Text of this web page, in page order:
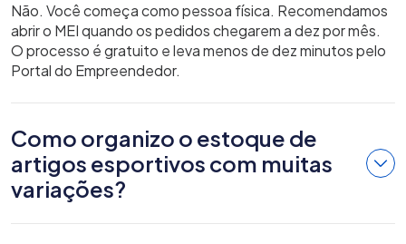
Não. Você começa como pessoa física. Recomendamos
abrir o MEI quando os pedidos chegarem a dez por mês.
O processo é gratuito e leva menos de dez minutos pelo
Portal do Empreendedor.
Como organizo o estoque de
artigos esportivos com muitas
variações?